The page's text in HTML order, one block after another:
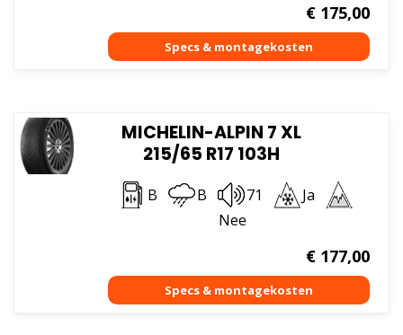
€175,00
MICHELIN-ALPIN 7 XL
215/65 R17 103H
B B 71
Ja
Nee
€177,00